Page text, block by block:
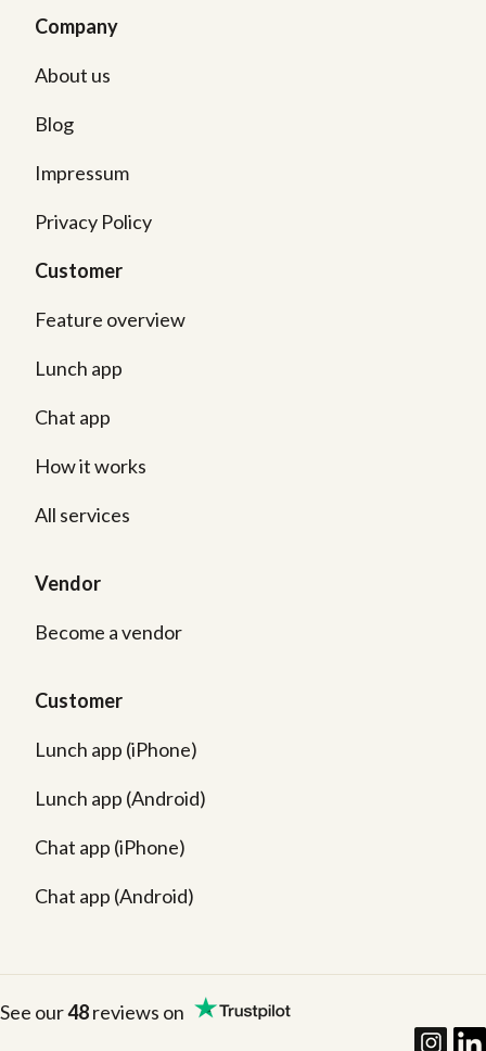
Company
About us
Blog
Impressum
Privacy Policy
Customer
Feature overview
Lunch app
Chat app
How it works
All services
Vendor
Become a vendor
Customer
Lunch app (iPhone)
Lunch app (Android)
Chat app (iPhone)
Chat app (Android)
See our48reviews on